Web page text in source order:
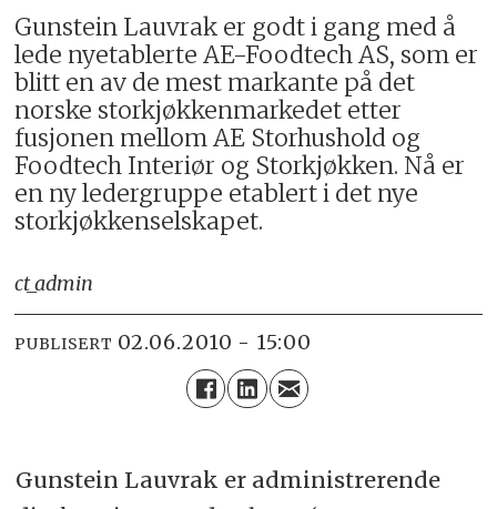
Gunstein Lauvrak er godt i gang med å
lede nyetablerte AE-Foodtech AS, som er
blitt en av de mest markante på det
norske storkjøkkenmarkedet etter
fusjonen mellom AE Storhushold og
Foodtech Interiør og Storkjøkken. Nå er
en ny ledergruppe etablert i det nye
storkjøkkenselskapet.
ct_admin
PUBLISERT 02.06.2010 - 15:00
Gunstein Lauvrak er administrerende